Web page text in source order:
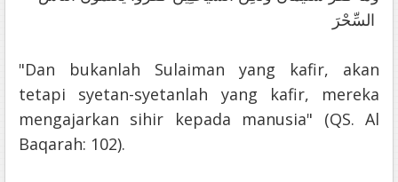
"Dan bukanlah Sulaiman yang kafir, akan
tetapi syetan-syetanlah yang kafir, mereka
mengajarkan sihir kepada manusia" (QS. Al
Baqarah: 102).